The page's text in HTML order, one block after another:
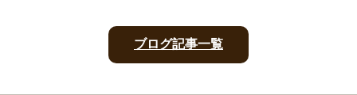
ブログ記事一覧